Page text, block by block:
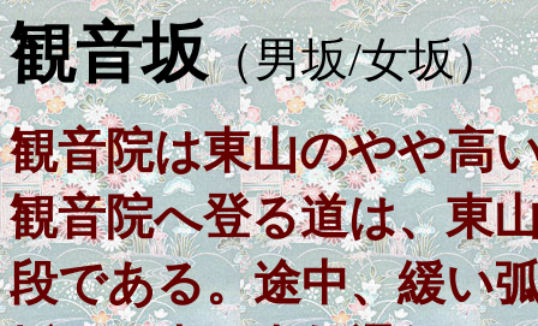
観音坂（男坂/女坂）
観音院は東山のやや高
観音院へ登る道は、東
段である。途中、緩い